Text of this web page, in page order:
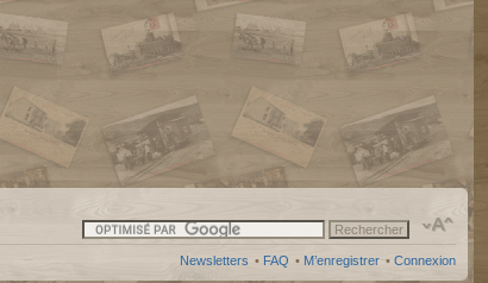
Newsletters • FAQ • M’enregistrer • Connexion